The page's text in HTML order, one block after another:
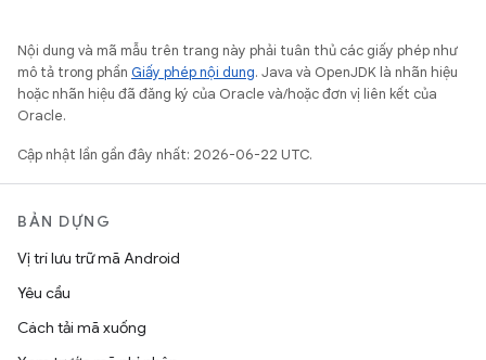
Nội dung và mã mẫu trên trang này phải tuân thủ các giấy phép như
mô tả trong phần Giấy phép nội dung. Java và OpenJDK là nhãn hiệu
hoặc nhãn hiệu đã đăng ký của Oracle và/hoặc đơn vị liên kết của
Oracle.
Cập nhật lần gần đây nhất: 2026-06-22 UTC.
BẢN DỰNG
Vị trí lưu trữ mã Android
Yêu cầu
Cách tải mã xuống